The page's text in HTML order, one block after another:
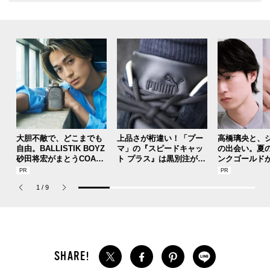
大胆不敵で、どこまでも
自由。BALLISTIK BOYZ
砂田将宏がまとうCOACH
の新作フレグランス「コ
パルファム」
上品さが桁違い！「プー
マ」の『スピードキャッ
ト プラス』は黒別注が狙
高橋璃央と、
の出会い。夏
ンクゴールド
SUMMER
1 / 9